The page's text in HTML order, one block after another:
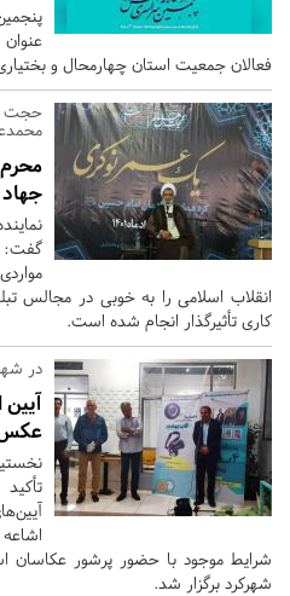
فعالان جمعیت استان چهارمحال و
گفت:
انقلاب اسلامی را به خوبی در مجالس
کاری تأثیرگذار انجام شده است.
در
آیین
عکس
شهرکرد برگزار شد.